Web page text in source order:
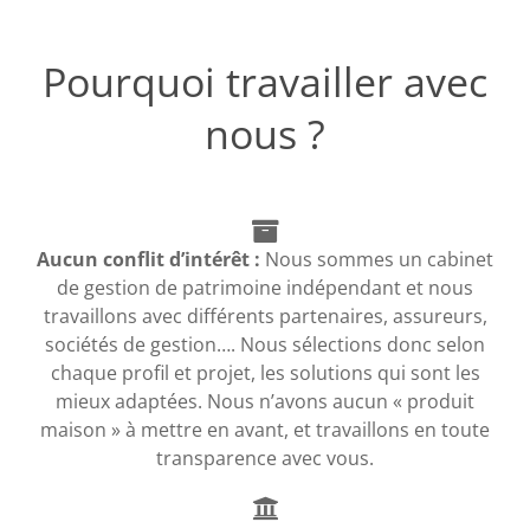
Pourquoi travailler avec
nous ?
Aucun conflit d’intérêt : Nous sommes un cabinet
de gestion de patrimoine indépendant et nous
travaillons avec différents partenaires, assureurs,
sociétés de gestion…. Nous sélections donc selon
chaque profil et projet, les solutions qui sont les
mieux adaptées. Nous n’avons aucun « produit
maison » à mettre en avant, et travaillons en toute
transparence avec vous.